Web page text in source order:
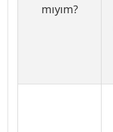
mıyım?